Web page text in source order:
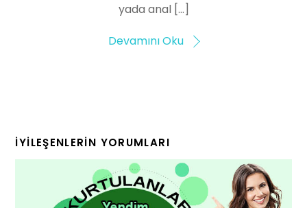
yada anal […]
Devamını Oku
İYILEŞENLERIN YORUMLARI